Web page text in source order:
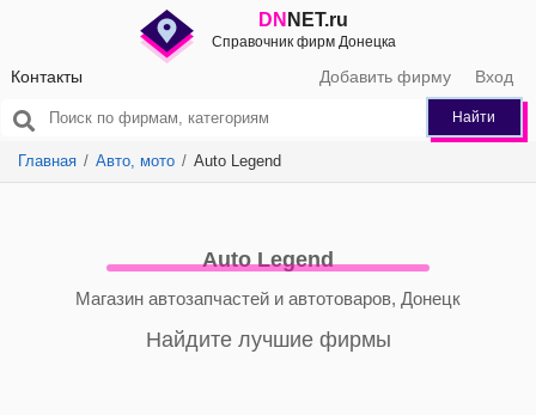
DN NET.ru
Справочник фирм Донецка
Контакты Добавить фирму Вход
Найти
Главная Авто, мото Auto Legend
Auto Legend
Магазин автозапчастей и автотоваров, Донецк
Найдите лучшие фирмы